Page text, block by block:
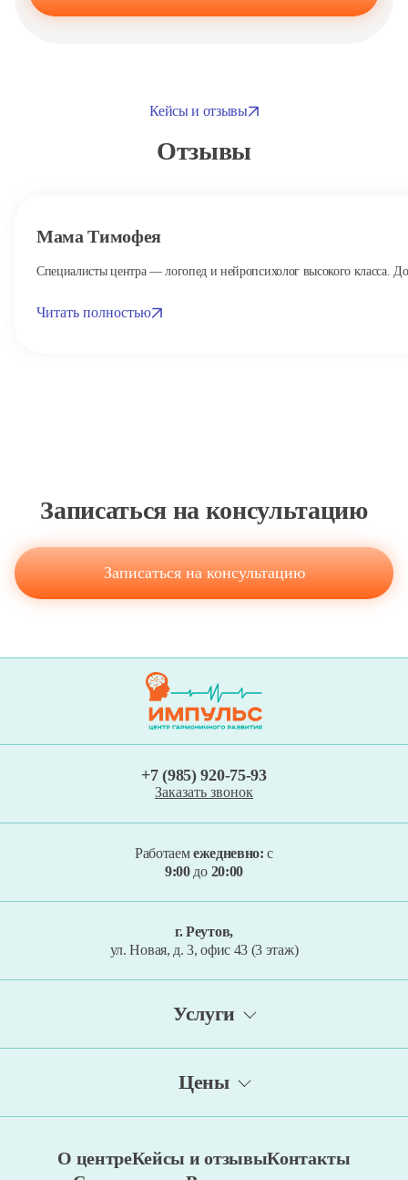
Кейсы и отзывы
Отзывы
Мама Тимофея
Специалисты центра — логопед и нейропсихолог высокого класса.
Читать полностью
Записаться на консультацию
Записаться на консультацию
+7 (985) 920-75-93
Заказать звонок
Работаемежедневно:с
9:00 до 20:00
г. Реутов,
ул. Новая, д. 3, офис 43 (3 этаж)
Услуги
Сенсорная интеграция
Биоакустическая коррекция (БАК)
Цены
Занятия со специалистами
О центреКейсы и отзывыКонтакты